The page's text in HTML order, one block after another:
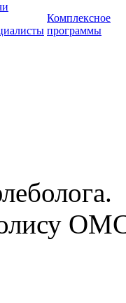
Комплексное
программы